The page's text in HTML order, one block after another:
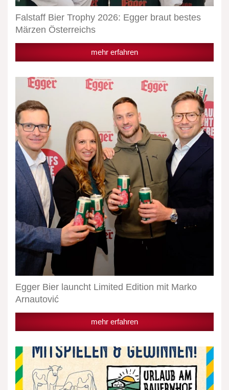
Falstaff Bier Trophy 2026: Egger braut bestes
Märzen Österreichs
mehr erfahren
Egger
launcht
Limited
Edition
mit
Marko
Arnautović
Egger Bier launcht Limited Edition mit Marko
Arnautović
mehr erfahren
Radlberger
Gewinnspiel